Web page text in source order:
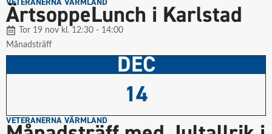
VETERANERNA VÄRMLAND
ÄrtsoppeLunch i Karlstad
Tor 19 nov kl. 12:30 - 14:00
Månadsträff
DEC
14
VETERANERNA VÄRMLAND